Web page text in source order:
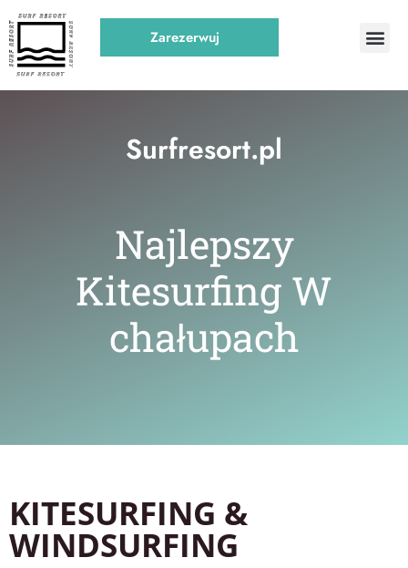
Zarezerwuj
Surfresort.pl
Najlepszy
Kitesurfng W
chałupach
KITESURFING &
WINDSURFING